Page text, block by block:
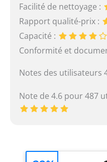
Facilité de nettoyage :
Rapport qualité-prix :
Capacité :
Conformité et
Notes des utilisateurs
Note de 4.6 pour 487